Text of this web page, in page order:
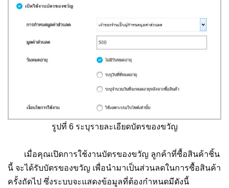
รูปที่ 6 ระบุรายละเอียดบัตรของขวัญ
เมื่อคุณเปิดการใช้งานบัตรของขวัญ ลูกค้าที่ซื้อสินค้าชิ้น
นี้ จะได้รับบัตรของขวัญ เพื่อนำมาเป็นส่วนลดในการซื้อสินค้า
ครั้งถัดไป ซึ่งระบบจะแสดงข้อมูลที่ต้องกำหนดมีดังนี้